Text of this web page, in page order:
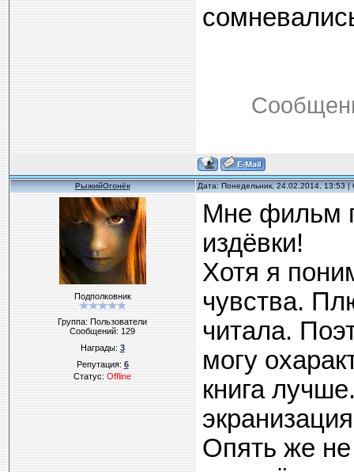
РыжийОгонёк Дата: Понедельник, 24.02.2014, 13:53
Подполковник
Группа: Пользователи
Сообщений:129
Награды:3
Репутация:6
Статус:Offline
Мне фильм
издёвки!
Хотя я
чувства.
читала.
могу
книга
Опять же не